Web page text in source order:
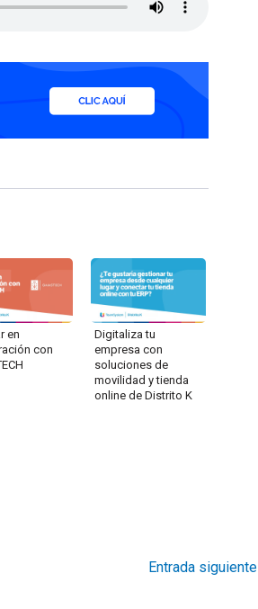
en
con
Digitaliza tu
empresa con
soluciones de
movilidad y tienda
online de Distrito K
Entrada siguiente